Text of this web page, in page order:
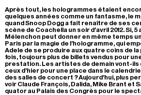
Après tout, les hologrammes étaient
quelques années comme un fantasme, le
quand Snoop Dogg a fait renaître de ses
scène de Coachella un soir d’avril 2012. Si,
Mélenchon peut donner en même temps
Paris par la magie de l’hologramme, qui
Adele de se produire aux quatre coins de la
fois, toujours plus de billets vendus pour
prestation. Les artistes de demain vont-ils
ceux d’hier pour une place dans le
des salles de concert ? Aujourd’hui, plus
voir Claude François, Dalida, Mike Brant et
quator au Palais des Congrès pour le